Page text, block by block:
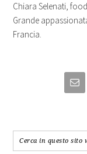
Chiara Selenati,
Grande
Francia.